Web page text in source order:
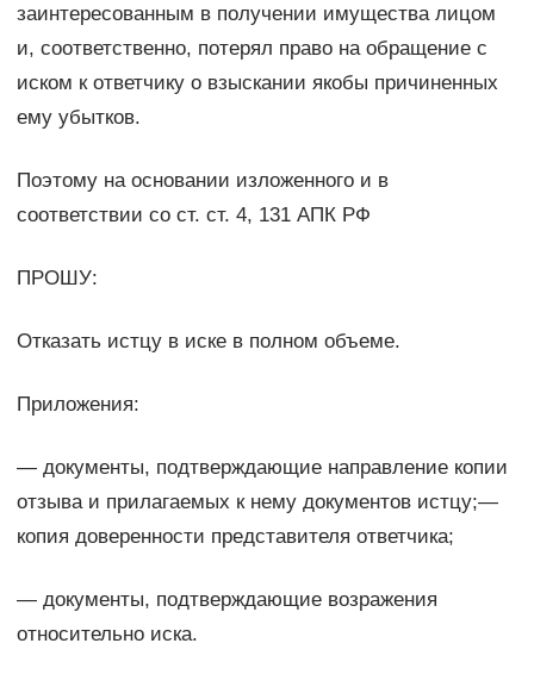
заинтересованным в получении имущества лицом
и, соответственно, потерял право на обращение с
иском к ответчику о взыскании якобы причиненных
ему убытков.
Поэтому на основании изложенного и в
соответствии со ст. ст. 4, 131 АПК РФ
ПРОШУ:
Отказать истцу в иске в полном объеме.
Приложения:
— документы, подтверждающие направление копии
отзыва и прилагаемых к нему документов истцу;—
копия доверенности представителя ответчика;
— документы, подтверждающие возражения
относительно иска.